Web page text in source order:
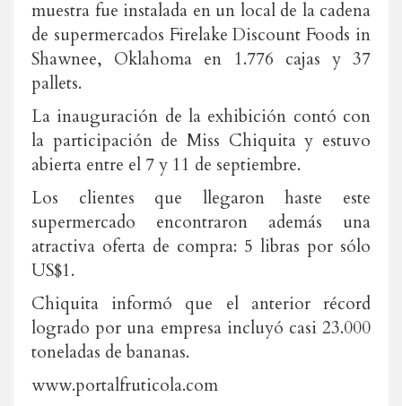
muestra fue instalada en un local de la cadena
de supermercados Firelake Discount Foods in
Shawnee, Oklahoma en 1.776 cajas y 37
pallets.
La inauguración de la exhibición contó con
la participación de Miss Chiquita y estuvo
abierta entre el 7 y 11 de septiembre.
Los clientes que llegaron haste este
supermercado encontraron además una
atractiva oferta de compra: 5 libras por sólo
US$1.
Chiquita informó que el anterior récord
logrado por una empresa incluyó casi 23.000
toneladas de bananas.
www.portalfruticola.com